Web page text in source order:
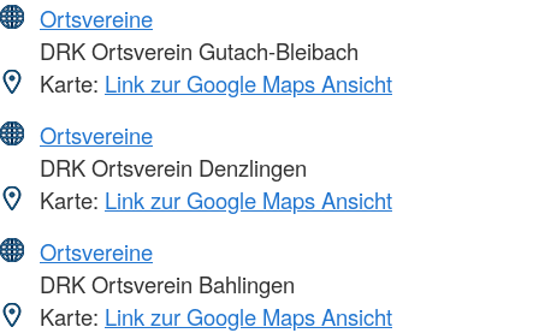
Ortsvereine
DRK Ortsverein Gutach-Bleibach
Karte: Link zur Google Maps Ansicht
Ortsvereine
DRK Ortsverein Denzlingen
Karte: Link zur Google Maps Ansicht
Ortsvereine
DRK Ortsverein Bahlingen
Karte: Link zur Google Maps Ansicht